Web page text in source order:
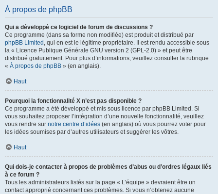
À propos de phpBB
Qui a développé ce logiciel de forum de discussions ?
Ce programme (dans sa forme non modifiée) est produit et distribué par
phpBB Limited , qui en est le légitime propriétaire. Il est rendu accessible sous
la « Licence Publique Générale GNU version 2 (GPL-2.0) » et peut être
distribué gratuitement. Pour plus d’informations, veuillez consulter la rubrique
« À propos de phpBB » (en anglais).
Haut
Pourquoi la fonctionnalité X n’est pas disponible ?
Ce programme a été développé et mis sous licence par phpBB Limited. Si
vous souhaitez proposer l’intégration d’une nouvelle fonctionnalité, veuillez
vous rendre sur notre centre d’idées (en anglais) où vous pourrez voter pour
les idées soumises par d’autres utilisateurs et suggérer les vôtres.
Haut
Qui dois-je contacter à propos de problèmes d’abus ou d’ordres légaux liés
à ce forum ?
Tous les administrateurs listés sur la page « L’équipe » devraient être un
contact approprié concernant ces problèmes. Si vous n’obtenez aucune